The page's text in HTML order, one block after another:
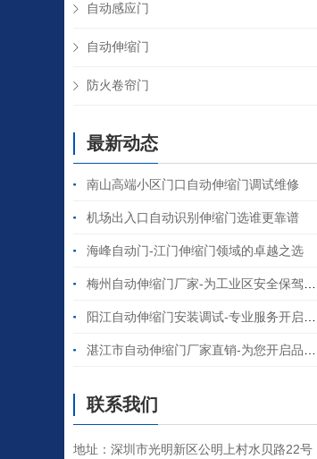
自动感应门
自动伸缩门
防火卷帘门
最新动态
南山高端小区门口自动伸缩门调试维修
机场出入口自动识别伸缩门选谁更靠谱
海峰自动门-江门伸缩门领域的卓越之选
联系我们
地址：深圳市光明新区公明上村水贝路22号